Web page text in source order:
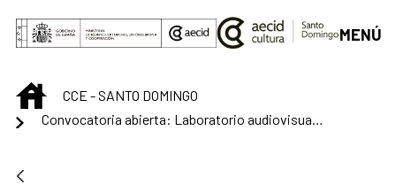
Saut au contenu principal
MENÚ
INICIOCCE - SANTO DOMINGO
Convocatoria abierta: Laboratorio audiovisual online